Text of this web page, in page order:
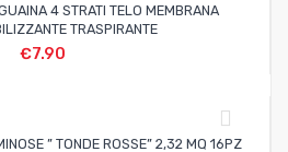
4 STRATI TELO MEMBRANA
TRASPIRANTE
€7.90
” TONDE ROSSE” 2,32 MQ 16PZ